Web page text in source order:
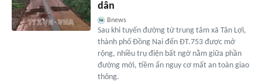
dân
Bnews
Sau khi tuyến đường từ trung tâm xã Tân Lợi,
thành phố Đồng Nai đến ĐT.753 được mở
rộng, nhiều trụ điện bất ngờ nằm giữa phần
đường mới, tiềm ẩn nguy cơ mất an toàn giao
thông.